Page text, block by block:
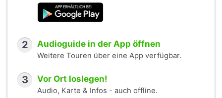
2 Audioguide in der App öffnen
Weitere Touren über eine App verfügbar.
3 Vor Ort loslegen!
Audio, Karte & Infos - auch offline.